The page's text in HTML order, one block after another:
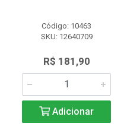
Código: 10463
SKU: 12640709
R$ 181,90
Adicionar